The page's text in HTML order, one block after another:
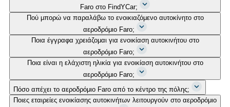
Faro στο FindYCar;
Πού μπορώ να παραλάβω το ενοικιαζόμενο αυτοκίνητο στο
αεροδρόμιο Faro;
Ποια έγγραφα χρειάζομαι για ενοικίαση αυτοκινήτου στο
αεροδρόμιο Faro;
Ποια είναι η ελάχιστη ηλικία για ενοικίαση αυτοκινήτου στο
αεροδρόμιο Faro;
Πόσο απέχει το αεροδρόμιο Faro από το κέντρο της πόλης;
Ποιες εταιρείες ενοικίασης αυτοκινήτων λειτουργούν στο αεροδρόμιο